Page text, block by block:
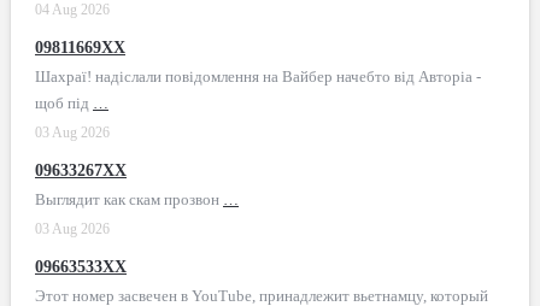
04 Aug 2026
09811669XX
Шахраї! надіслали повідомлення на Вайбер начебто від Авторіа -
щоб під …
03 Aug 2026
09633267XX
Выглядит как скам прозвон …
03 Aug 2026
09663533XX
Этот номер засвечен в YouTube, принадлежит вьетнамцу, который